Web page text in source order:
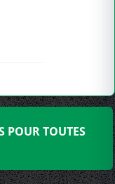
POUR TOUTES